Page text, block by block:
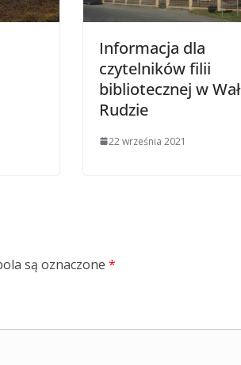
Informacja dla
czytelników filii
bibliotecznej w Wał
Rudzie
22 września 2021
są oznaczone *